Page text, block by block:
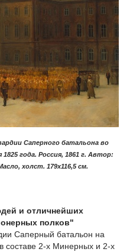
Саперного батальона во
года. Россия, 1861 г. Автор:
холст. 179х116,5 см.
и отличнейших
полков"
Саперный батальон на
составе 2-х Минерных и 2-х